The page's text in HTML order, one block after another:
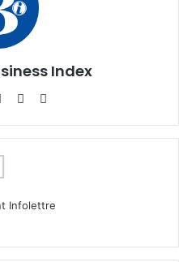
Index
X Linkedin
Infolettre